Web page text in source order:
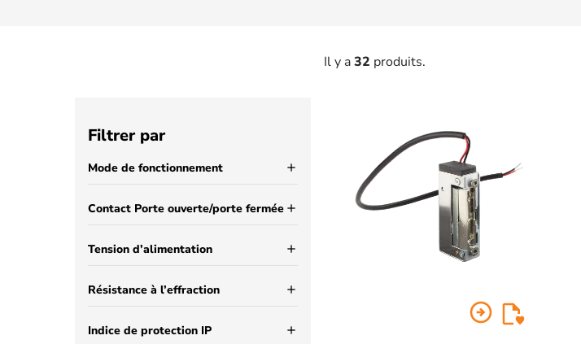
Il y a32 produits.
Filtrer par
Mode de fonctionnement add
Contact Porte ouverte/porte fermée add
Tension d’alimentation add
Résistance à l’effraction add
Indice de protection IP add
arrow_circle_right